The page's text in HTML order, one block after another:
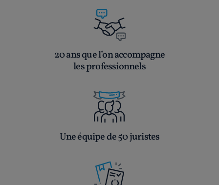
20 ans que l’on accompagne
les professionnels
Une équipe de 50 juristes